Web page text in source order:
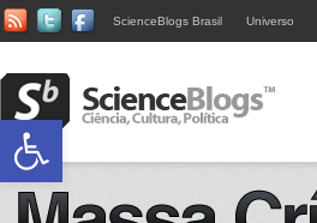
ScienceBlogs Brasil Universo
Abrir a barra de